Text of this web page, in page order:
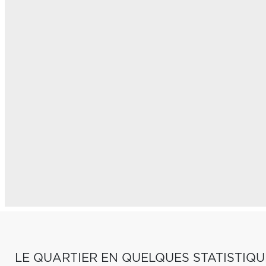
LE QUARTIER EN QUELQUES